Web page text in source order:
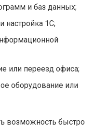
и баз данных;
настройка 1С;
или переезд офиса;
оборудование или
возможность быстро